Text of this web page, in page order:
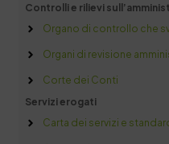
Controlli e rilievi
Organo di controllo che
Organi di revisione
Corte dei Conti
Servizi erogati
Carta dei servizi e